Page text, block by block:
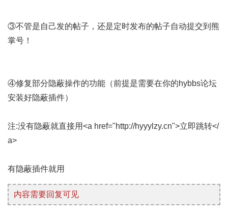
③不管是自己发的帖子，还是定时发布的帖子自动提交到熊
掌号！
④修复部分隐蔽操作的功能（前提是需要在你的hybbs论坛
安装好隐蔽插件）
注:没有隐蔽就直接用<a href="http://hyyylzy.cn">立即跳转</
a>
有隐蔽插件就用
内容需要回复可见